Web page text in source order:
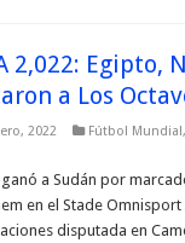
2,022: Egipto,
a Los
2022 Fútbol Mundial,
a Sudán por
en el Stade
disputada en